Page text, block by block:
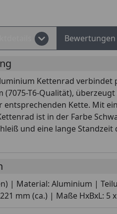
Bewertungen
Kettenrad
(7075-T6-Qualität),
entsprechenden Kette. Mit
ist in der Farbe
und eine lange
| Material: Aluminium |
mm (ca.) | Maße HxBxL: 5